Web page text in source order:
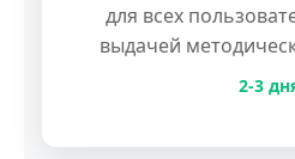
для всех
выдачей
2-3